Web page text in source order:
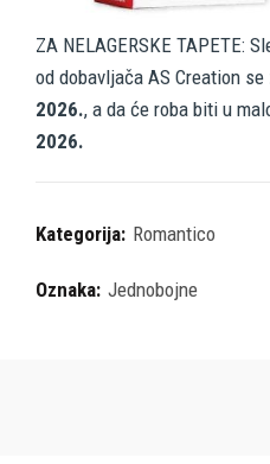
ZA NELAGERSKE TAPETE:
od dobavljača AS Creation
2026., a da će roba biti u
2026.
Kategorija: Romantico
Oznaka: Jednobojne